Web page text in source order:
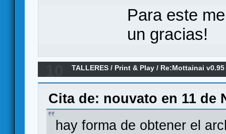
Para este
un gracias!
TALLERES / Print & Play / Re:Mottainai
Cita de: nouvato en 11 de
hay forma de obtener el